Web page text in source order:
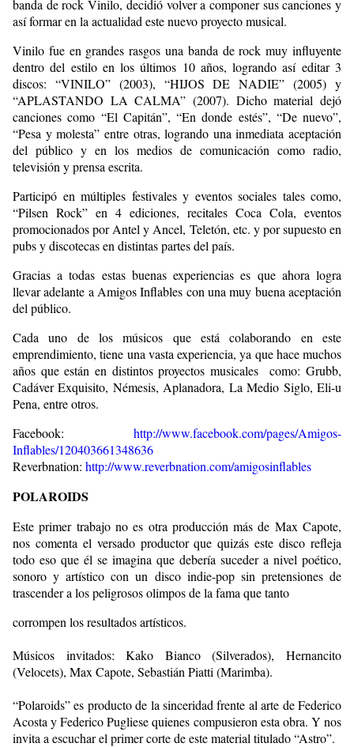
banda de rock Vinilo, decidió volver a componer sus canciones y
así formar en la actualidad este nuevo proyecto musical.
Vinilo fue en grandes rasgos una banda de rock muy influyente
dentro del estilo en los últimos 10 años, logrando así editar 3
discos: “VINILO” (2003), “HIJOS DE NADIE” (2005) y
“APLASTANDO LA CALMA” (2007). Dicho material dejó
canciones como “El Capitán”, “En donde estés”, “De nuevo”,
“Pesa y molesta” entre otras, logrando una inmediata aceptación
del público y en los medios de comunicación como radio,
televisión y prensa escrita.
Participó en múltiples festivales y eventos sociales tales como,
“Pilsen Rock” en 4 ediciones, recitales Coca Cola, eventos
promocionados por Antel y Ancel, Teletón, etc. y por supuesto en
pubs y discotecas en distintas partes del país.
Gracias a todas estas buenas experiencias es que ahora logra
llevar adelante a Amigos Inflables con una muy buena aceptación
del público.
Cada uno de los músicos que está colaborando en este
emprendimiento, tiene una vasta experiencia, ya que hace muchos
años que están en distintos proyectos musicales como: Grubb,
Cadáver Exquisito, Némesis, Aplanadora, La Medio Siglo, Eli-u
Pena, entre otros.
Facebook: http://www.facebook.com/pages/Amigos-
Inflables/120403661348636
Reverbnation: http://www.reverbnation.com/amigosinflables
POLAROIDS
Este primer trabajo no es otra producción más de Max Capote,
nos comenta el versado productor que quizás este disco refleja
todo eso que él se imagina que debería suceder a nivel poético,
sonoro y artístico con un disco indie-pop sin pretensiones de
trascender a los peligrosos olimpos de la fama que tanto
corrompen los resultados artísticos.
Músicos invitados: Kako Bianco (Silverados), Hernancito
(Velocets), Max Capote, Sebastián Piatti (Marimba).
“Polaroids” es producto de la sinceridad frente al arte de Federico
Acosta y Federico Pugliese quienes compusieron esta obra. Y nos
invita a escuchar el primer corte de este material titulado “Astro”.